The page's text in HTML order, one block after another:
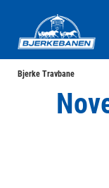
Bjerke Travbane